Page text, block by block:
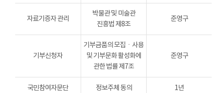
자료기증자 관리
박물관 및 미술관
진흥법 제8조
준영구
기부신청자
기부금품의 모집ㆍ사용
및 기부문화 활성화에
관한 법률 제7조
준영구
국민참여자문단 정보주체 동의 1년